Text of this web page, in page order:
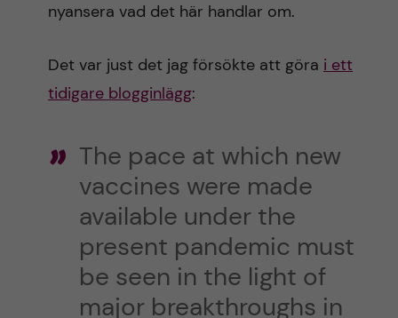
nyansera vad det här handlar om.
Det var just det jag försökte att göra i ett
tidigare blogginlägg:
The pace at which new
vaccines were made
available under the
present pandemic must
be seen in the light of
major breakthroughs in